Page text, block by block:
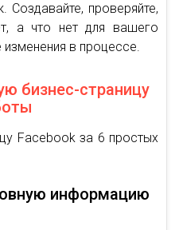
Создавайте, проверяйте,
а что нет для вашего
изменения в процессе.
бизнес-страницу
Facebook за 6 простых
информацию